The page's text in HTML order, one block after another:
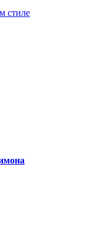
стиле